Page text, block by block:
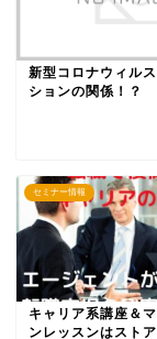
新型コロナウィル
ションの関係！？
セミナー情報
キャリア系講座＆
ンレッスンはスト